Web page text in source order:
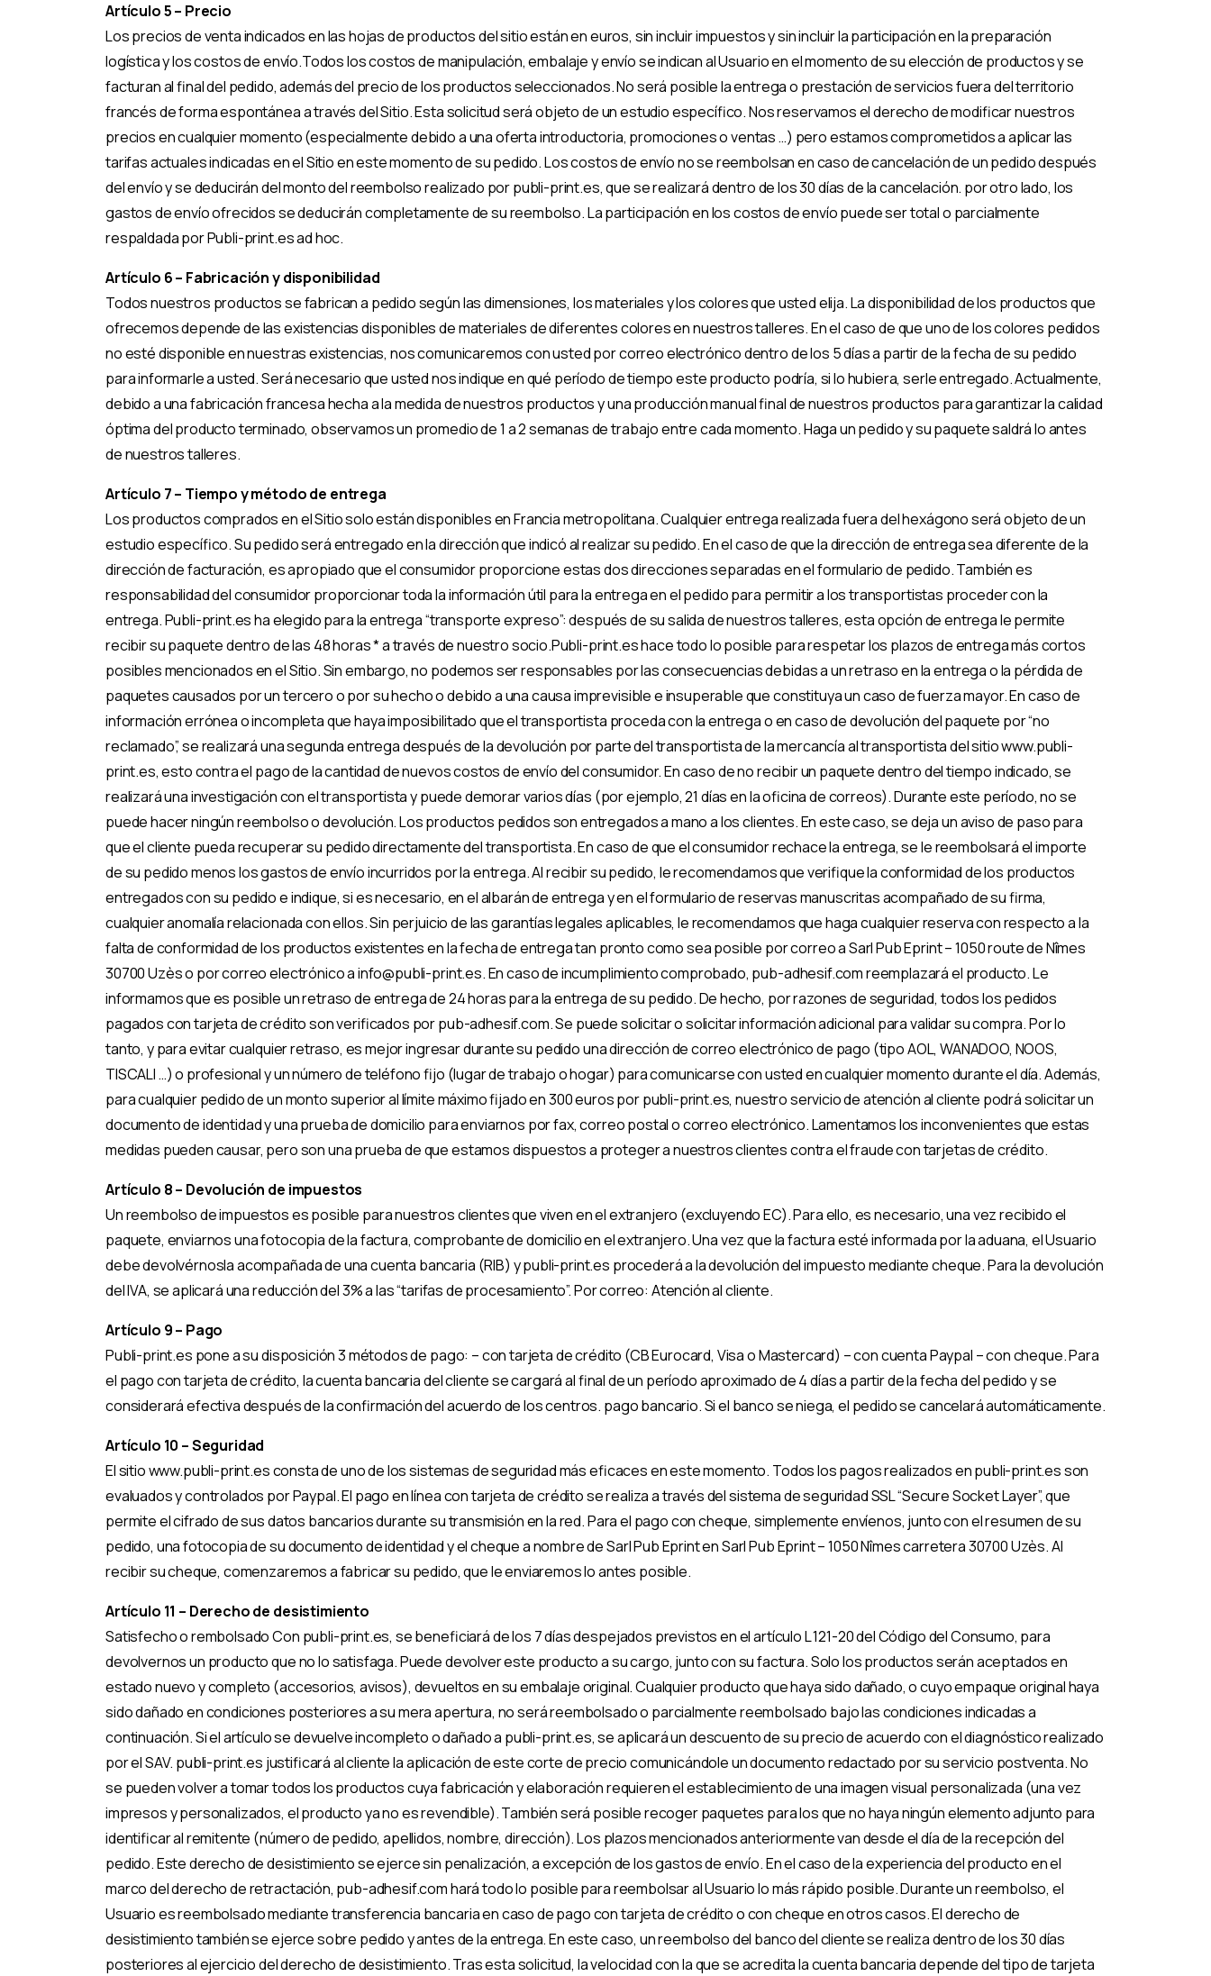
Artículo 5 – Precio
Los precios de venta indicados en las hojas de productos del sitio están en euros, sin incluir impuestos y sin incluir la participación en la preparación
logística y los costos de envío.Todos los costos de manipulación, embalaje y envío se indican al Usuario en el momento de su elección de productos y se
facturan al final del pedido, además del precio de los productos seleccionados. No será posible la entrega o prestación de servicios fuera del territorio
francés de forma espontánea a través del Sitio. Esta solicitud será objeto de un estudio específico. Nos reservamos el derecho de modificar nuestros
precios en cualquier momento (especialmente debido a una oferta introductoria, promociones o ventas …) pero estamos comprometidos a aplicar las
tarifas actuales indicadas en el Sitio en este momento de su pedido. Los costos de envío no se reembolsan en caso de cancelación de un pedido después
del envío y se deducirán del monto del reembolso realizado por publi-print.es, que se realizará dentro de los 30 días de la cancelación. por otro lado, los
gastos de envío ofrecidos se deducirán completamente de su reembolso. La participación en los costos de envío puede ser total o parcialmente
respaldada por Publi-print.es ad hoc.
Artículo 6 – Fabricación y disponibilidad
Todos nuestros productos se fabrican a pedido según las dimensiones, los materiales y los colores que usted elija. La disponibilidad de los productos que
ofrecemos depende de las existencias disponibles de materiales de diferentes colores en nuestros talleres. En el caso de que uno de los colores pedidos
no esté disponible en nuestras existencias, nos comunicaremos con usted por correo electrónico dentro de los 5 días a partir de la fecha de su pedido
para informarle a usted. Será necesario que usted nos indique en qué período de tiempo este producto podría, si lo hubiera, serle entregado. Actualmente,
debido a una fabricación francesa hecha a la medida de nuestros productos y una producción manual final de nuestros productos para garantizar la calidad
óptima del producto terminado, observamos un promedio de 1 a 2 semanas de trabajo entre cada momento. Haga un pedido y su paquete saldrá lo antes
de nuestros talleres.
Artículo 7 – Tiempo y método de entrega
Los productos comprados en el Sitio solo están disponibles en Francia metropolitana. Cualquier entrega realizada fuera del hexágono será objeto de un
estudio específico. Su pedido será entregado en la dirección que indicó al realizar su pedido. En el caso de que la dirección de entrega sea diferente de la
dirección de facturación, es apropiado que el consumidor proporcione estas dos direcciones separadas en el formulario de pedido. También es
responsabilidad del consumidor proporcionar toda la información útil para la entrega en el pedido para permitir a los transportistas proceder con la
entrega. Publi-print.es ha elegido para la entrega “transporte expreso”: después de su salida de nuestros talleres, esta opción de entrega le permite
recibir su paquete dentro de las 48 horas * a través de nuestro socio.Publi-print.es hace todo lo posible para respetar los plazos de entrega más cortos
posibles mencionados en el Sitio. Sin embargo, no podemos ser responsables por las consecuencias debidas a un retraso en la entrega o la pérdida de
paquetes causados por un tercero o por su hecho o debido a una causa imprevisible e insuperable que constituya un caso de fuerza mayor. En caso de
información errónea o incompleta que haya imposibilitado que el transportista proceda con la entrega o en caso de devolución del paquete por “no
reclamado”, se realizará una segunda entrega después de la devolución por parte del transportista de la mercancía al transportista del sitio www.publi-
print.es, esto contra el pago de la cantidad de nuevos costos de envío del consumidor. En caso de no recibir un paquete dentro del tiempo indicado, se
realizará una investigación con el transportista y puede demorar varios días (por ejemplo, 21 días en la oficina de correos). Durante este período, no se
puede hacer ningún reembolso o devolución. Los productos pedidos son entregados a mano a los clientes. En este caso, se deja un aviso de paso para
que el cliente pueda recuperar su pedido directamente del transportista. En caso de que el consumidor rechace la entrega, se le reembolsará el importe
de su pedido menos los gastos de envío incurridos por la entrega. Al recibir su pedido, le recomendamos que verifique la conformidad de los productos
entregados con su pedido e indique, si es necesario, en el albarán de entrega y en el formulario de reservas manuscritas acompañado de su firma,
cualquier anomalía relacionada con ellos. Sin perjuicio de las garantías legales aplicables, le recomendamos que haga cualquier reserva con respecto a la
falta de conformidad de los productos existentes en la fecha de entrega tan pronto como sea posible por correo a Sarl Pub Eprint – 1050 route de Nîmes
30700 Uzès o por correo electrónico a info@publi-print.es. En caso de incumplimiento comprobado, pub-adhesif.com reemplazará el producto. Le
informamos que es posible un retraso de entrega de 24 horas para la entrega de su pedido. De hecho, por razones de seguridad, todos los pedidos
pagados con tarjeta de crédito son verificados por pub-adhesif.com. Se puede solicitar o solicitar información adicional para validar su compra. Por lo
tanto, y para evitar cualquier retraso, es mejor ingresar durante su pedido una dirección de correo electrónico de pago (tipo AOL, WANADOO, NOOS,
TISCALI …) o profesional y un número de teléfono fijo (lugar de trabajo o hogar) para comunicarse con usted en cualquier momento durante el día. Además,
para cualquier pedido de un monto superior al límite máximo fijado en 300 euros por publi-print.es, nuestro servicio de atención al cliente podrá solicitar un
documento de identidad y una prueba de domicilio para enviarnos por fax, correo postal o correo electrónico. Lamentamos los inconvenientes que estas
medidas pueden causar, pero son una prueba de que estamos dispuestos a proteger a nuestros clientes contra el fraude con tarjetas de crédito.
Artículo 8 – Devolución de impuestos
Un reembolso de impuestos es posible para nuestros clientes que viven en el extranjero (excluyendo EC). Para ello, es necesario, una vez recibido el
paquete, enviarnos una fotocopia de la factura, comprobante de domicilio en el extranjero. Una vez que la factura esté informada por la aduana, el Usuario
debe devolvérnosla acompañada de una cuenta bancaria (RIB) y publi-print.es procederá a la devolución del impuesto mediante cheque. Para la devolución
del IVA, se aplicará una reducción del 3% a las “tarifas de procesamiento”. Por correo: Atención al cliente.
Artículo 9 – Pago
Publi-print.es pone a su disposición 3 métodos de pago: – con tarjeta de crédito (CB Eurocard, Visa o Mastercard) – con cuenta Paypal – con cheque. Para
el pago con tarjeta de crédito, la cuenta bancaria del cliente se cargará al final de un período aproximado de 4 días a partir de la fecha del pedido y se
considerará efectiva después de la confirmación del acuerdo de los centros. pago bancario. Si el banco se niega, el pedido se cancelará automáticamente.
Artículo 10 – Seguridad
El sitio www.publi-print.es consta de uno de los sistemas de seguridad más eficaces en este momento. Todos los pagos realizados en publi-print.es son
evaluados y controlados por Paypal. El pago en línea con tarjeta de crédito se realiza a través del sistema de seguridad SSL “Secure Socket Layer”, que
permite el cifrado de sus datos bancarios durante su transmisión en la red. Para el pago con cheque, simplemente envíenos, junto con el resumen de su
pedido, una fotocopia de su documento de identidad y el cheque a nombre de Sarl Pub Eprint en Sarl Pub Eprint – 1050 Nîmes carretera 30700 Uzès. Al
recibir su cheque, comenzaremos a fabricar su pedido, que le enviaremos lo antes posible.
Artículo 11 – Derecho de desistimiento
Satisfecho o rembolsado Con publi-print.es, se beneficiará de los 7 días despejados previstos en el artículo L 121-20 del Código del Consumo, para
devolvernos un producto que no lo satisfaga. Puede devolver este producto a su cargo, junto con su factura. Solo los productos serán aceptados en
estado nuevo y completo (accesorios, avisos), devueltos en su embalaje original. Cualquier producto que haya sido dañado, o cuyo empaque original haya
sido dañado en condiciones posteriores a su mera apertura, no será reembolsado o parcialmente reembolsado bajo las condiciones indicadas a
continuación. Si el artículo se devuelve incompleto o dañado a publi-print.es, se aplicará un descuento de su precio de acuerdo con el diagnóstico realizado
por el SAV. publi-print.es justificará al cliente la aplicación de este corte de precio comunicándole un documento redactado por su servicio postventa. No
se pueden volver a tomar todos los productos cuya fabricación y elaboración requieren el establecimiento de una imagen visual personalizada (una vez
impresos y personalizados, el producto ya no es revendible). También será posible recoger paquetes para los que no haya ningún elemento adjunto para
identificar al remitente (número de pedido, apellidos, nombre, dirección). Los plazos mencionados anteriormente van desde el día de la recepción del
pedido. Este derecho de desistimiento se ejerce sin penalización, a excepción de los gastos de envío. En el caso de la experiencia del producto en el
marco del derecho de retractación, pub-adhesif.com hará todo lo posible para reembolsar al Usuario lo más rápido posible. Durante un reembolso, el
Usuario es reembolsado mediante transferencia bancaria en caso de pago con tarjeta de crédito o con cheque en otros casos. El derecho de
desistimiento también se ejerce sobre pedido y antes de la entrega. En este caso, un reembolso del banco del cliente se realiza dentro de los 30 días
posteriores al ejercicio del derecho de desistimiento. Tras esta solicitud, la velocidad con la que se acredita la cuenta bancaria depende del tipo de tarjeta